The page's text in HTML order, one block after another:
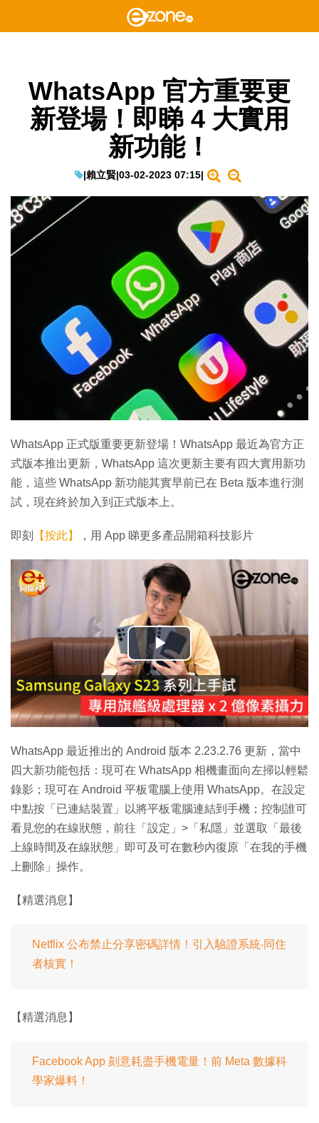
WhatsApp 官方重要更
新登場！即睇 4 大實用
新功能！
|賴立賢|03-02-2023 07:15|
WhatsApp 正式版重要更新登場！WhatsApp 最近為官方正
式版本推出更新，WhatsApp 這次更新主要有四大實用新功
能，這些 WhatsApp 新功能其實早前已在 Beta 版本進行測
試，現在終於加入到正式版本上。
即刻 【按此】 ，用 App 睇更多產品開箱科技影片
播
放
影
片
WhatsApp 最近推出的 Android 版本 2.23.2.76 更新，當中
四大新功能包括：現可在 WhatsApp 相機畫面向左掃以輕鬆
錄影；現可在 Android 平板電腦上使用 WhatsApp。在設定
中點按「已連結裝置」以將平板電腦連結到手機；控制誰可
看見您的在線狀態，前往「設定」>「私隱」並選取「最後
上線時間及在線狀態」即可及可在數秒內復原「在我的手機
上刪除」操作。
【精選消息】
Netflix 公布禁止分享密碼詳情！引入驗證系統‧同住
者核實！
【精選消息】
Facebook App 刻意耗盡手機電量！前 Meta 數據科
學家爆料！